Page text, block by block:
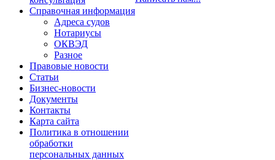
Справочная информация
Адреса судов
Нотариусы
ОКВЭД
Разное
Правовые новости
Статьи
Бизнес-новости
Документы
Контакты
Карта сайта
Политика в отношении
обработки
персональных данных